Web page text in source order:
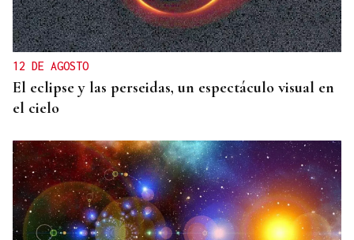
12 DE AGOSTO
El eclipse y las perseidas, un espectáculo visual en
el cielo